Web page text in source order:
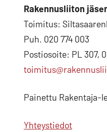
Rakennusliiton
Toimitus:
Puh. 020 774 003
Postiosoite: PL 307,
Painettu Rakentaja-
Yhteystiedot